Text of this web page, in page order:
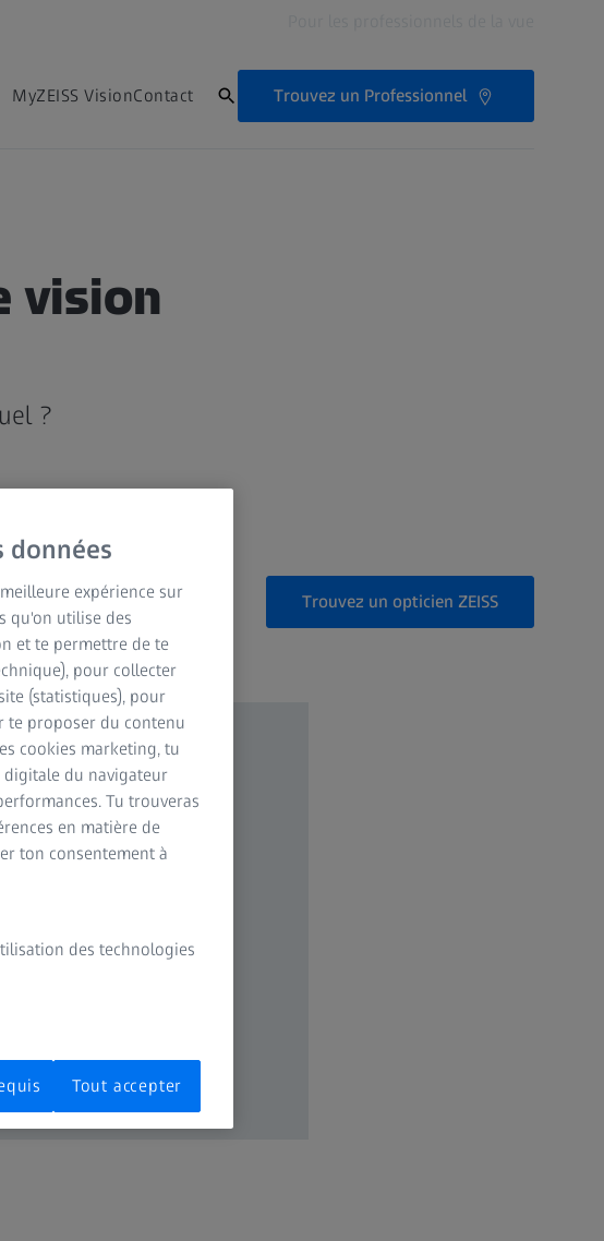
MyZEISS VisionContact Trouvez un Professionnel
vision
?
Trouvez un opticien ZEISS
données
expérience sur
qu'on utilise des
et te permettre de te
pour collecter
(statistiques), pour
te proposer du contenu
cookies marketing, tu
digitale du navigateur
Tu trouveras
en matière de
ton consentement à
des technologies
Tout accepter